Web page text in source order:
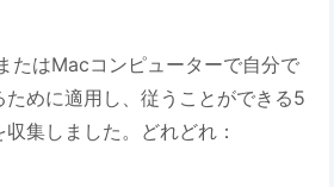
たはMacコンピューターで自分で
めに適用し、従うことができる5
集しました。どれどれ：